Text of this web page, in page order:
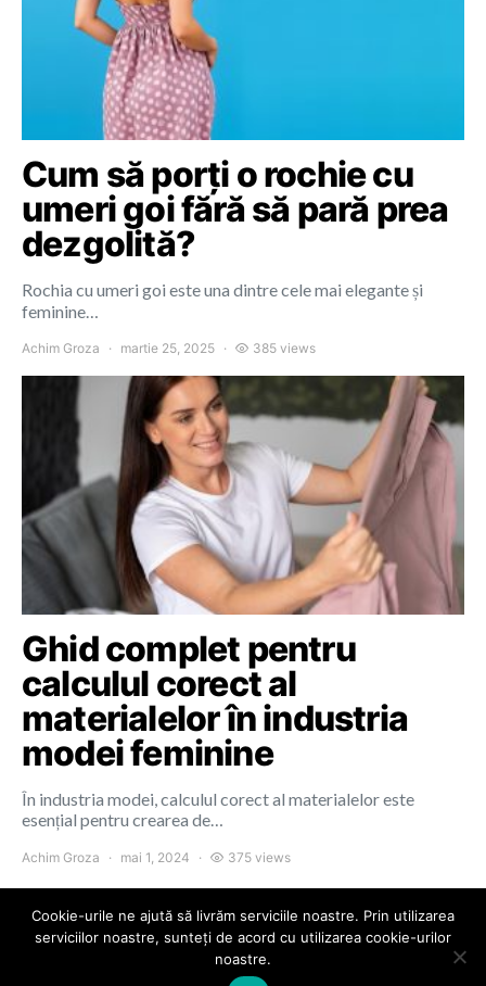
Cum să porți o rochie cu
umeri goi fără să pară prea
dezgolită?
Rochia cu umeri goi este una dintre cele mai elegante și
feminine…
Achim Groza martie 25, 2025 385 views
Ghid complet pentru
calculul corect al
materialelor în industria
modei feminine
În industria modei, calculul corect al materialelor este
esențial pentru crearea de…
Achim Groza mai 1, 2024 375 views
Colours of Cluj
Cookie-urile ne ajută să livrăm serviciile noastre. Prin utilizarea
serviciilor noastre, sunteți de acord cu utilizarea cookie-urilor
noastre.